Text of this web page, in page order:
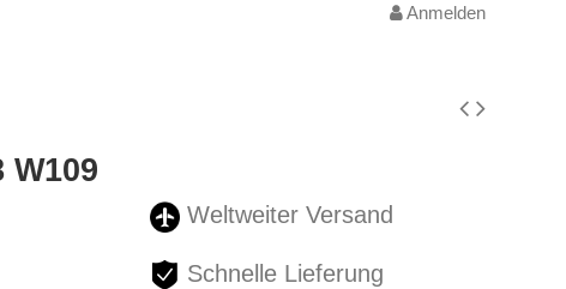
Anmelden
W109
Weltweiter Versand
Schnelle Lieferung